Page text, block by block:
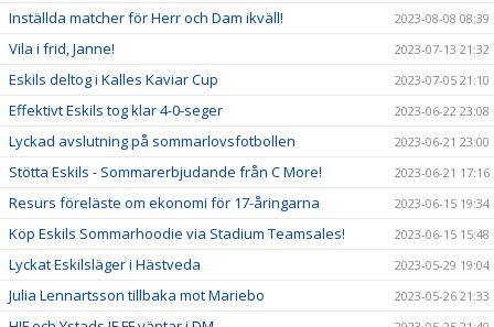
Inställda matcher för Herr och Dam ikväll! 2023-08-08 08:39
Vila i frid, Janne! 2023-07-13 21:32
Eskils deltog i Kalles Kaviar Cup 2023-07-05 21:10
Effektivt Eskils tog klar 4-0-seger 2023-06-22 23:08
Lyckad avslutning på sommarlovsfotbollen 2023-06-21 23:00
Stötta Eskils - Sommarerbjudande från C More! 2023-06-21 17:16
Resurs föreläste om ekonomi för 17-åringarna 2023-06-15 19:34
Köp Eskils Sommarhoodie via Stadium Teamsales! 2023-06-15 15:48
Lyckat Eskilsläger i Hästveda 2023-05-29 19:04
Julia Lennartsson tillbaka mot Mariebo 2023-05-26 21:33